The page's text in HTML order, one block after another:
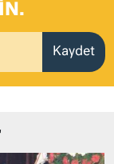
Kaydet